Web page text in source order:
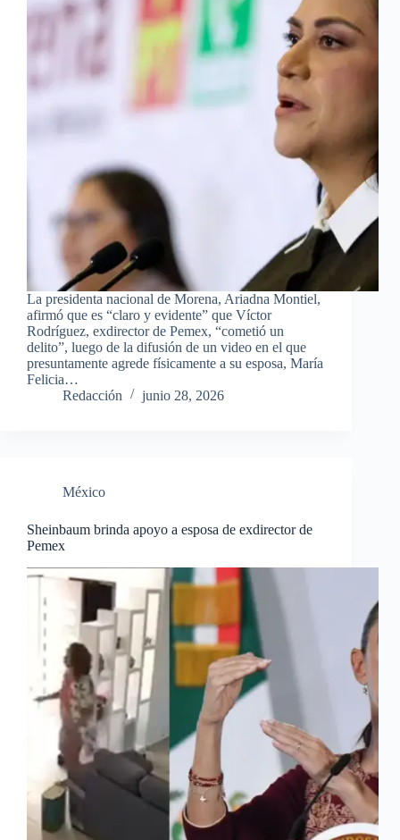
La presidenta nacional de Morena, Ariadna Montiel,
afirmó que es “claro y evidente” que Víctor
Rodríguez, exdirector de Pemex, “cometió un
delito”, luego de la difusión de un video en el que
presuntamente agrede físicamente a su esposa, María
Felicia…
Redacción
junio 28, 2026
México
Sheinbaum brinda apoyo a esposa de exdirector de
Pemex